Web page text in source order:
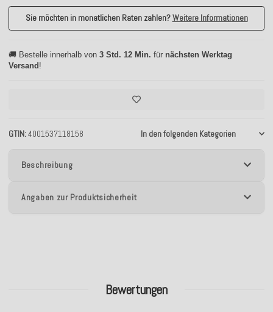
GTIN 4001537118158 In den folgenden Kategorien
Sie möchten in monatlichen Raten zahlen?Weitere Informationen
🚚 Bestelle innerhalb von 3 Std. 12 Min. für nächsten Werktag
Versand !
Beschreibung
Angaben zur Produktsicherheit
Bewertungen